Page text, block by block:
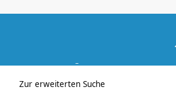
Zur erweiterten Suche